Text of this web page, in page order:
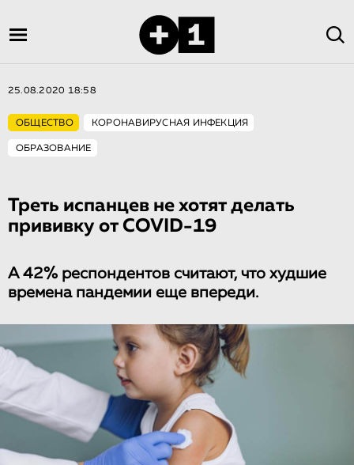
25.08.2020 18:58
ОБЩЕСТВО КОРОНАВИРУСНАЯ ИНФЕКЦИЯ
ОБРАЗОВАНИЕ
Треть испанцев не хотят делать
прививку от COVID-19
А 42% респондентов считают, что худшие
времена пандемии еще впереди.